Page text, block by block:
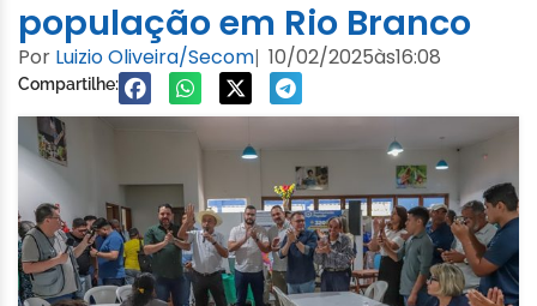
população em Rio Branco
Por Luizio Oliveira/Secom| 10/02/2025às16:08
Compartilhe: